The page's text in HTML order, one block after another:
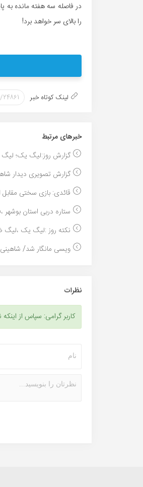
در فاصله سه هفته مانده به
را بالای سر خواهد برد!
لینک کوتاه خبر
خبر‌های مرتبط
گزارش روز:لیگ یک؛ لیگ
گزارش تصویری دیدار
قائدی: بازی سختی مقابل
ستاره دربی استان
نکته روز :لیگ یک
ویسی مانگار شد/
نظرات
کاربر گرامی: سپاس از